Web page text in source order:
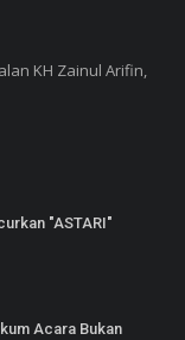
KH Zainul Arifin,
"ASTARI"
Acara Bukan